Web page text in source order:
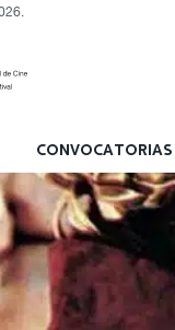
CONVOCATORIAS